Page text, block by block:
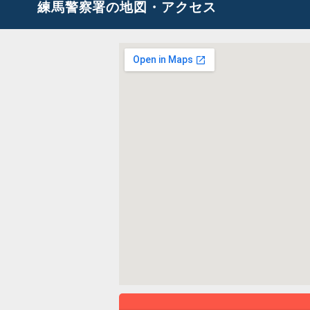
練馬警察署の地図・アクセス